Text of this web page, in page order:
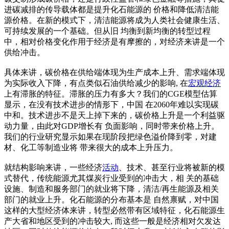
进碳减排的传导载体都是提升化石能源的 价格和降低清洁能
源价格。在新的模式下，清洁能源将成为人类社会健康生活、
可持续发展的一个基础。但从旧 均衡到新均衡的转型过程
中，相对价格变化作用于经济是有摩擦的，对经济来讲是一个
供给冲击。
具体来讲，碳价格在供给端体现为生产成本上升、需求端体现
为实际收入下降，有点类似石油供给减少的影响, 在宏观经济
上有滞胀的特征。滞胀的压力有多大？我们的CGE模型估算
显示，在没有技术进步的情形下，中国 在2060年难以实现碳
中和。技术进步不是天上掉下来的，碳价格上升是一个利益驱
动力量，由此对GDP增长有 负面影响，同时带来价格上升。
我们的行业研究显示如果在现阶段把绿色溢价降到零，对建
材、化工等制造业将 带来很大的成本上升压力。
就结构影响来讲，一些经济活动 、技术、甚至行业将被新的模
式替代，传统能源尤其煤炭行业受到的冲击大，相 关的基础
设施、制造和服务部门的就业将下降，清洁/再生能源及相关
部门的就业上升。化石能源的分布基本是 自然禀赋，对中国
这样的大型经济体来讲，转型必然带有区域特征，化石能源生
产大省和地区受到的冲击较大, 而这些一般是经济相对欠发达